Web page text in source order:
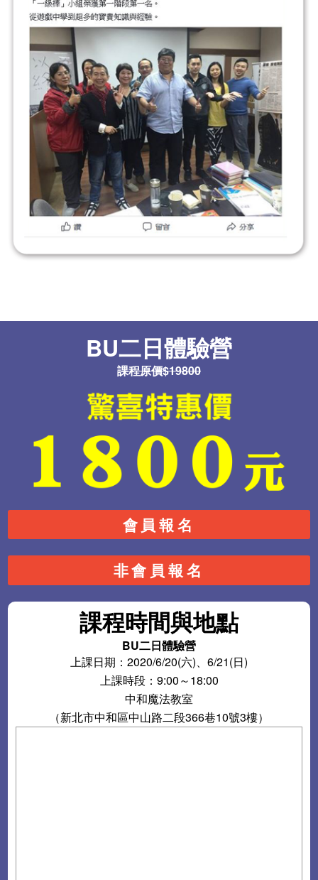
BU二日體驗營
課程原價$19800
會員報名
非會員報名
課程時間與地點
BU二日體驗營
上課日期：2020/6/20(六)、6/21(日)
上課時段：9:00～18:00
中和魔法教室
（新北市中和區中山路二段366巷10號3樓）